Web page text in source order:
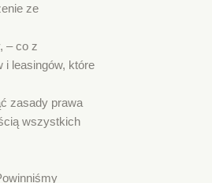
ze
– co z
i leasingów, które
zasady prawa
wszystkich